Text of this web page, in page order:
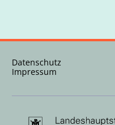
Datenschutz
Impressum